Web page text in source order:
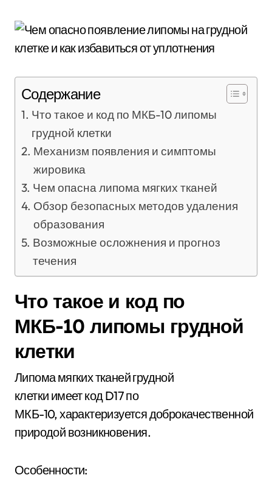
Содержание
Что такое и код по МКБ-10 липомы
грудной клетки
Механизм появления и симптомы
жировика
Чем опасна липома мягких тканей
Обзор безопасных методов удаления
образования
Возможные осложнения и прогноз
течения
Что такое и код по
МКБ-10 липомы грудной
клетки
Липома мягких тканей грудной
клетки имеет код D17 по
МКБ-10, характеризуется доброкачественной
природой возникновения.
Особенности: